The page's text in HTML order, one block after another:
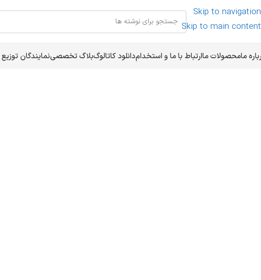
Skip to navigation
Skip to main content
مامحصولات ماارتباط با ما و استخدامدانلود کاتالوگبلاگ تخصصینمایندگان